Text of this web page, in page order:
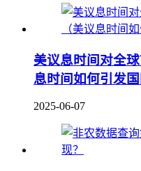
美议息时间对全
息时间如何引发国
2025-06-07